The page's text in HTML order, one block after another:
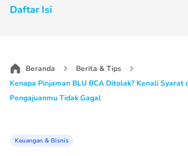
Main
Daftar Isi
Beranda
Berita & Tips
Kenapa Pinjaman BLU BCA Ditolak? Kenali
Pengajuanmu Tidak Gagal
Keuangan & Bisnis